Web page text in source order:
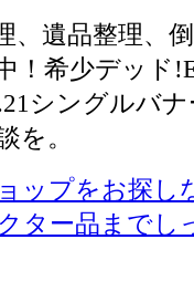
、遺品整理、
！希少デッド
シングルバ
を。
ップをお探し
ター品までし